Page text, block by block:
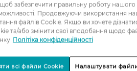
забезпечити правильну роботу нашого
Продовжуючи використання
файлів Cookie. Якщо ви хочете
та/або змінити свої вподобання щодо
Політіка конфіденційності
Налаштувати
всі файли Cookie